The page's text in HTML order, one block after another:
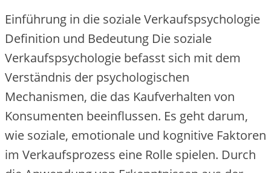
Einführung in die soziale Verkaufspsychologie
Definition und Bedeutung Die soziale
Verkaufspsychologie befasst sich mit dem
Verständnis der psychologischen
Mechanismen, die das Kaufverhalten von
Konsumenten beeinflussen. Es geht darum,
wie soziale, emotionale und kognitive Faktoren
im Verkaufsprozess eine Rolle spielen. Durch